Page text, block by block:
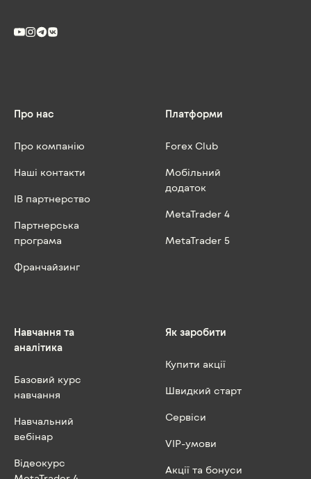
Про нас
Про компанію
Наші контакти
IB партнерство
Партнерська
програма
Франчайзинг
Платформи
Forex Club
Мобільний
додаток
MetaTrader 4
MetaTrader 5
Навчання та
аналітика
Базовий курс
навчання
Навчальний
вебінар
Відеокурс
Як заробити
Купити акції
Швидкий старт
Сервіси
VIP-умови
Акції та бонуси